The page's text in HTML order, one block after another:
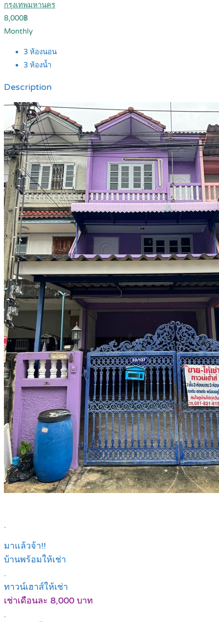
กรุงเทพมหานคร
8,000฿
Monthly
3 ห้องนอน
3 ห้องน้ำ
Description
.
มาแล้วจ้า!!
บ้านพร้อมให้เช่า
.
ทาวน์เฮาส์ให้เช่า
เช่าเดือนละ 8,000 บาท
.